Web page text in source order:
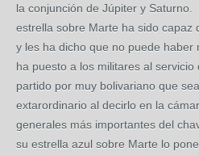
la conjunción de Júpiter y
estrella sobre Marte ha sido capaz
y les ha dicho que no puede haber
ha puesto a los militares al
partido por muy bolivariano que
extarordinario al decirlo en la
generales más importantes del
su estrella azul sobre Marte lo